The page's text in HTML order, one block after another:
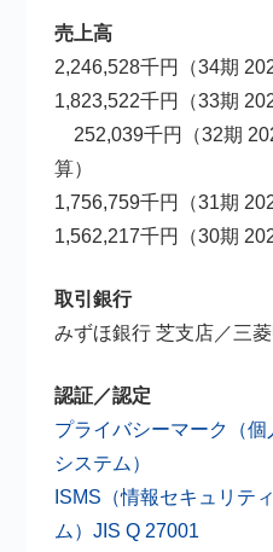
売上高
2,246,528千円（34期
1,823,522千円（33期
252,039千円（32期
算）
1,756,759千円（31期
1,562,217千円（30期
取引銀行
みずほ銀行 芝支店／三
認証／認定
プライバシーマーク（
システム）
ISMS（情報セキュリテ
ム）JIS Q 27001